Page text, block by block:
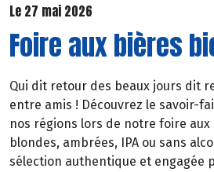
Le 27 mai 2026
Foire aux bières
Qui dit retour des beaux jours dit
entre amis ! Découvrez le savoir-
nos régions lors de notre foire aux
blondes, ambrées, IPA ou sans
sélection authentique et engagée